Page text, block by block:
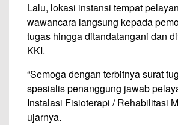
Lalu, lokasi instansi tempat
wawancara langsung kepada
tugas hingga ditandatangani dan
KKI.
“Semoga dengan terbitnya surat
spesialis penanggung jawab
Instalasi Fisioterapi / Rehabilitasi
ujarnya.